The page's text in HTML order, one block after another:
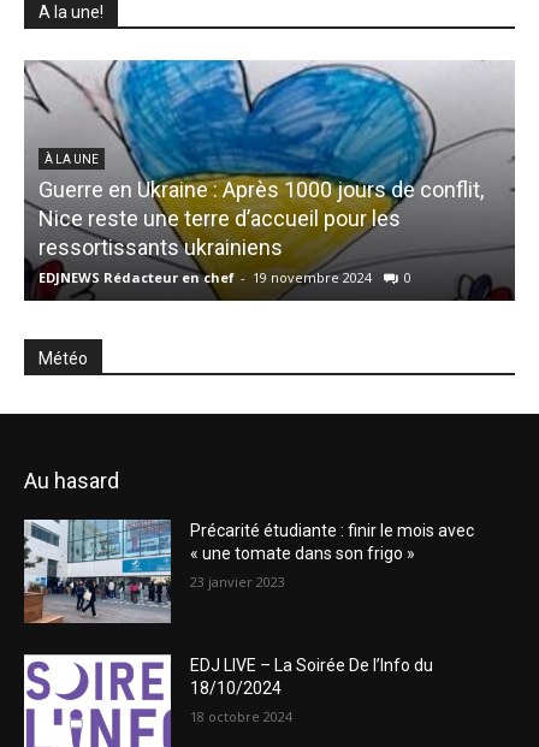
A la une!
À LA UNE
Guerre en Ukraine : Après 1000 jours de conflit,
Nice reste une terre d’accueil pour les
ressortissants ukrainiens
EDJNEWS Rédacteur en chef - 19 novembre 2024 0
Météo
Au hasard
Précarité étudiante : finir le mois avec
« une tomate dans son frigo »
23 janvier 2023
EDJ LIVE – La Soirée De l’Info du
18/10/2024
18 octobre 2024